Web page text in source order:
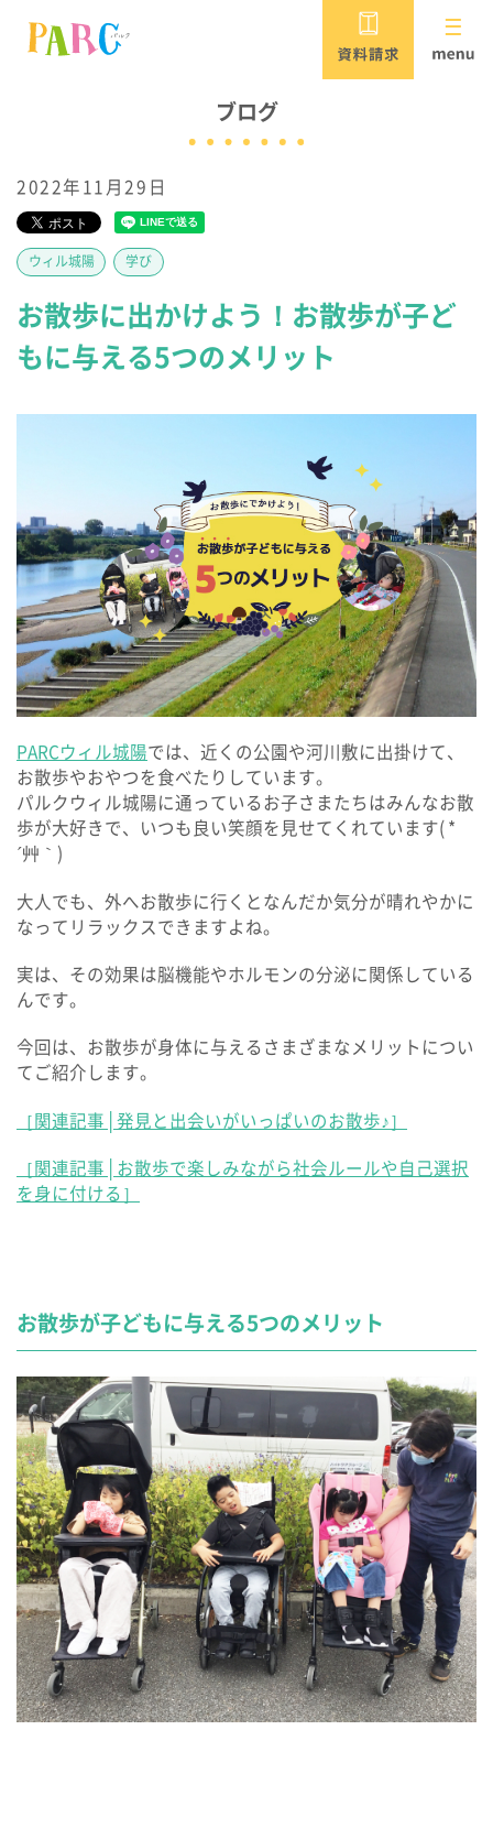
ブログ
2022年11月29日
ウィル城陽 学び
お散歩に出かけよう！お散歩が子ど
もに与える5つのメリット
PARCウィル城陽では、近くの公園や河川敷に出掛けて、
お散歩やおやつを食べたりしています。
パルクウィル城陽に通っているお子さまたちはみんなお散
歩が大好きで、いつも良い笑顔を見せてくれています( *
´艸｀)
大人でも、外へお散歩に行くとなんだか気分が晴れやかに
なってリラックスできますよね。
実は、その効果は脳機能やホルモンの分泌に関係している
んです。
今回は、お散歩が身体に与えるさまざまなメリットについ
てご紹介します。
［関連記事│発見と出会いがいっぱいのお散歩♪］
［関連記事│お散歩で楽しみながら社会ルールや自己選択
を身に付ける］
お散歩が子どもに与える5つのメリット
児童発達支援・放課後等デイサービス
保育所等訪問支援・居宅訪問型児童発達支援
重症心身障害児対応 /
児童発達支援・放課後等デイサービス
短期入所（ショートステイ）施設
パルク ルポ
保育所等訪問支援 /
居宅訪問型児童発達支援
パルク プラス
よくあるご質問
個別相談・見学・体験
資料請求・お問い合わせ
会社案内 採用情報